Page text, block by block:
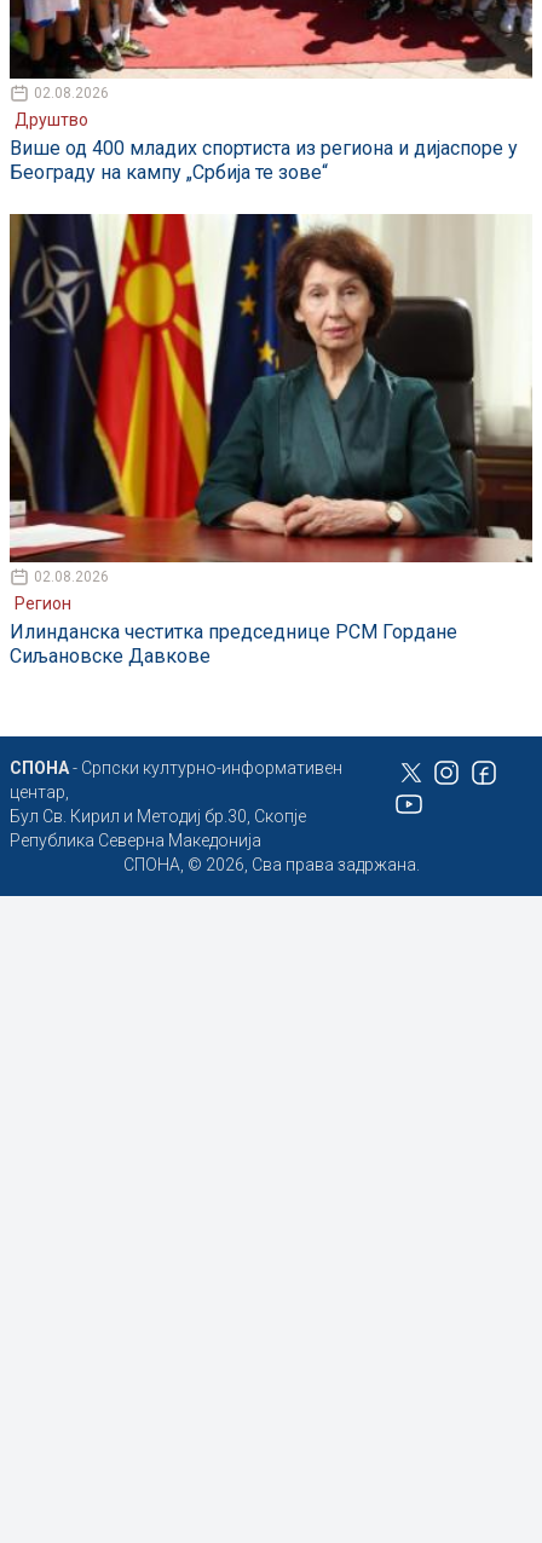
02.08.2026
Друштво
Више од 400 младих спортиста из региона и дијаспоре у
Београду на кампу „Србија те зове“
02.08.2026
Регион
Илинданска честитка председнице РСМ Гордане
Сиљановске Давкове
СПОНА- Српски културно-информативен
центар,
Бул Св. Кирил и Методиј бр.30, Скопје
Република Северна Македонија
СПОНА, © 2026, Сва права задржана.